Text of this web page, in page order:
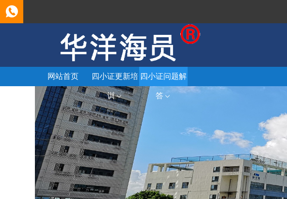
网站首页 四小证更新培
训
四小证问题解
答